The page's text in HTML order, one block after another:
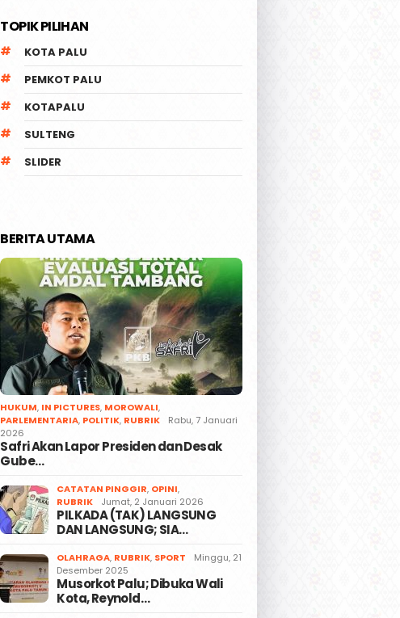
Kesiapan Penerbangan
Internasional Perdana
Palu-Guangzhou
Bahlil Soal PHK 1.900 Buru
Tangan dan Lempar
TOPIK PILIHAN
KOTA PALU
PEMKOT PALU
KOTAPALU
SULTENG
SLIDER
BERITA UTAMA
HUKUM, IN PICTURES, MOROWALI,
PARLEMENTARIA, POLITIK, RUBRIK
Rabu, 7 Januari
2026
Safri Akan Lapor Presiden dan Desak
Gube…
CATATAN PINGGIR, OPINI,
RUBRIK
Jumat, 2 Januari 2026
PILKADA (TAK) LANGSUNG
DAN LANGSUNG; SIA…
OLAHRAGA, RUBRIK, SPORT
Minggu, 21
Desember 2025
Musorkot Palu; Dibuka Wali
Kota, Reynold…